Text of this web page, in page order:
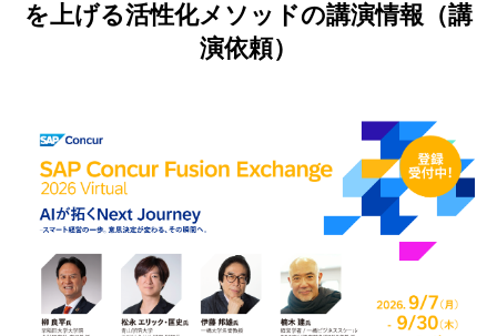
を上げる活性化メソッドの講演情報（講
演依頼）